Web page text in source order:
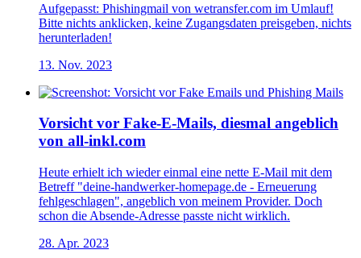
Aufgepasst: Phishingmail von wetransfer.com im Umlauf!
Bitte nichts anklicken, keine Zugangsdaten preisgeben, nichts
herunterladen!
13. Nov. 2023
Vorsicht vor Fake-E-Mails, diesmal angeblich
von all-inkl.com
Heute erhielt ich wieder einmal eine nette E-Mail mit dem
Betreff "deine-handwerker-homepage.de - Erneuerung
fehlgeschlagen", angeblich von meinem Provider. Doch
schon die Absende-Adresse passte nicht wirklich.
28. Apr. 2023